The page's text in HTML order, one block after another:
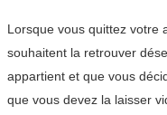
Lorsque vous quittez votre
souhaitent la retrouver
appartient et que vous
que vous devez la laisser